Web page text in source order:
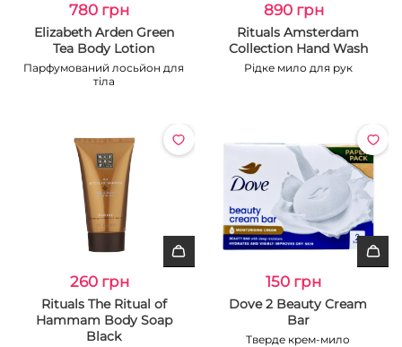
780 грн
Elizabeth Arden Green
Tea Body Lotion
Парфумований лосьйон для
тіла
890 грн
Rituals Amsterdam
Collection Hand Wash
Рідке мило для рук
260 грн
Rituals The Ritual of
Hammam Body Soap
Black
150 грн
Dove 2 Beauty Cream
Bar
Тверде крем-мило